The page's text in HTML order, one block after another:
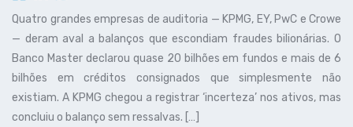
Quatro grandes empresas de auditoria — KPMG, EY, PwC e Crowe
— deram aval a balanços que escondiam fraudes bilionárias. O
Banco Master declarou quase 20 bilhões em fundos e mais de 6
bilhões em créditos consignados que simplesmente não
existiam. A KPMG chegou a registrar ‘incerteza’ nos ativos, mas
concluiu o balanço sem ressalvas. […]